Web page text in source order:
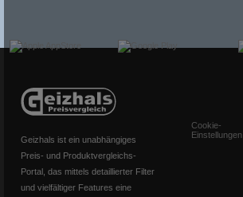
Geizhals ist ein unabhängiges
Preis- und Produktvergleichs-
Portal, das mittels detaillierter Filter
und vielfältiger Features eine
Cookie-
Einstellungen